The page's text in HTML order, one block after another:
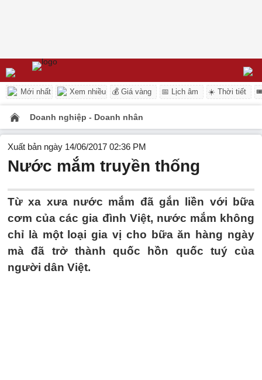
Mới nhất Xem nhiều 💰 Giá vàng 📅 Lịch âm ☀️ Thời tiết
Doanh nghiệp - Doanh nhân
Xuất bản ngày 14/06/2017 02:36 PM
Nước mắm truyền thống
Từ xa xưa nước mắm đã gắn liền với bữa
cơm của các gia đình Việt, nước mắm không
chỉ là một loại gia vị cho bữa ăn hàng ngày
mà đã trở thành quốc hồn quốc tuý của
người dân Việt.